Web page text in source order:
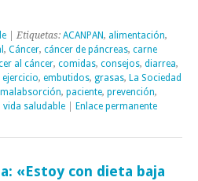
| Etiquetas: ACANPAN, alimentación,
, Cáncer, cáncer de páncreas, carne
al cáncer, comidas, consejos, diarrea,
ejercicio, embutidos, grasas, La Sociedad
malabsorción, paciente, prevención,
vida saludable Enlace permanente
«Estoy con dieta baja